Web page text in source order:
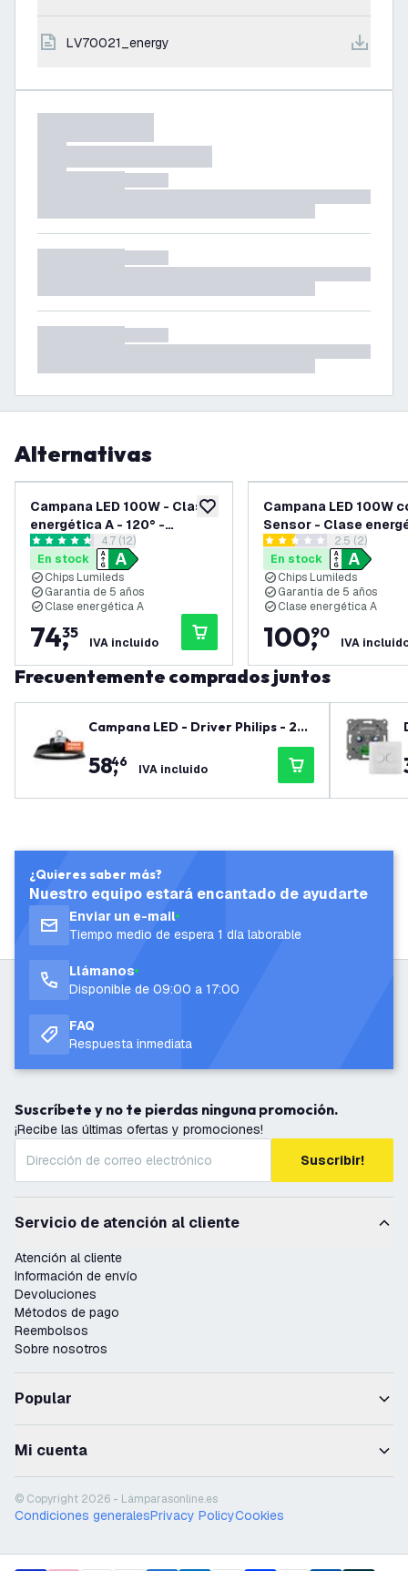
LV70021_energy
Alternativas
añadir a lista de deseos
Campana LED 100W - Clase
energética A - 120° -
192lm/W - 4000K - IP65 -
Regulable
abrir el panel de reseñas
4.7 estrellas de puntuación
4.7 (12)
En stock
Chips Lumileds
Garantía de 5 años
Clase energética A
74,
35
IVA incluido
Campana LED 100W
Sensor - Clase
- 120° - 192lm/W -
IP65 - Regulable
abrir el
2.5 estrellas de puntuación
2.5 (2)
En stock
Chips Lumileds
Garantía de 5 años
Clase energética A
100,
90
IVA
Frecuentemente comprados juntos
Campana LED - Driver Philips - 20
0W / 180W / 160W - 90° - 185lm/W -
6500K - IP65 - Regulable - 5 años d
e garantía
58,
46 IVA incluido
¿Quieres saber más?
Nuestro equipo estará encantado de ayudarte
Enviar un e-mail
Tiempo medio de espera 1 día laborable
Llámanos
Disponible de 09:00 a 17:00
FAQ
Respuesta inmediata
Suscríbete y no te pierdas ninguna promoción.
¡Recibe las últimas ofertas y promociones!
Suscribir!
Servicio de atención al cliente
Atención al cliente
Información de envío
Devoluciones
Métodos de pago
Reembolsos
Sobre nosotros
Popular
Mi cuenta
© Copyright 2026 - Lámparasonline.es
Condiciones generalesPrivacy PolicyCookies